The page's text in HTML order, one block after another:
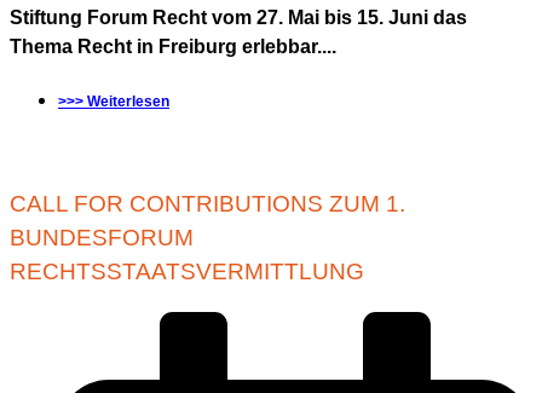
Stiftung Forum Recht vom 27. Mai bis 15. Juni das
Thema Recht in Freiburg erlebbar....
>>> Weiterlesen
CALL FOR CONTRIBUTIONS ZUM 1.
BUNDESFORUM
RECHTSSTAATSVERMITTLUNG